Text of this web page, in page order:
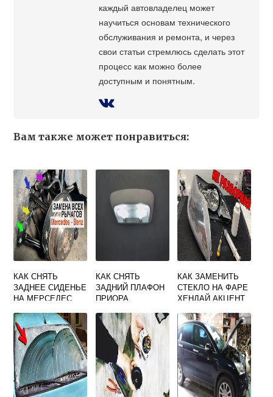
каждый автовладелец может
научиться основам технического
обслуживания и ремонта, и через
свои статьи стремлюсь сделать этот
процесс как можно более
доступным и понятным.
Вам также может понравиться:
КАК СНЯТЬ
ЗАДНЕЕ СИДЕНЬЕ
НА МЕРСЕДЕС
КАК СНЯТЬ
ЗАДНИЙ ПЛАФОН
ПРИОРА
КАК ЗАМЕНИТЬ
СТЕКЛО НА ФАРЕ
ХЕНДАЙ АКЦЕНТ